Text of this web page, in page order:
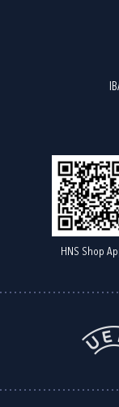
HNS Shop